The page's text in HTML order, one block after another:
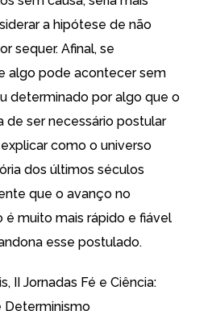
a hipótese de não
sequer. Afinal, se
algo pode acontecer sem
determinado por algo que o
de ser necessário postular
como o universo
dos últimos séculos
que o avanço no
é muito mais rápido e fiável
esse postulado.
II Jornadas Fé e Ciência:
Determinismo